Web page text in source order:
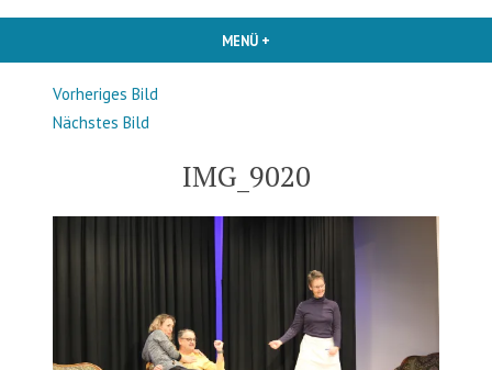
MENÜ +
Vorheriges Bild
Nächstes Bild
IMG_9020